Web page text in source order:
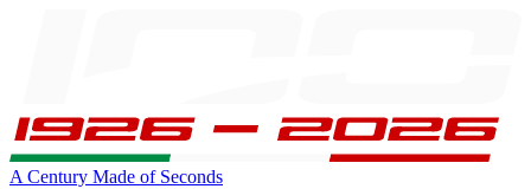
A Century Made of Seconds